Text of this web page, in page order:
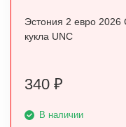
Эстония 2 евро
кукла UNC
340 ₽
В наличии